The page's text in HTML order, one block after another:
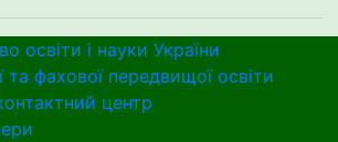
освіти і науки України
фахової передвищої освіти
центр